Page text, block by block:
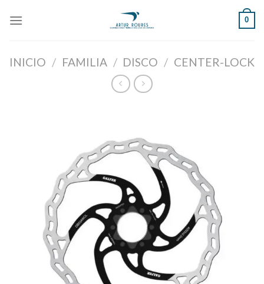
0
INICIO / FAMILIA / DISCO / CENTER-LOCK